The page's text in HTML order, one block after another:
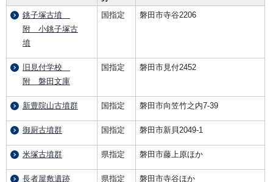
銚子塚古墳
附 小銚子塚古
墳
国指定 磐田市寺谷2206
旧見付学校
附 磐田文庫
国指定 磐田市見付2452
新豊院山古墳群 国指定 磐田市向笠竹之内7-39
御厨古墳群 国指定 磐田市新貝2049-1
米塚古墳群 県指定 磐田市藤上原ほか
長者屋敷遺跡 県指定 磐田市寺谷ほか